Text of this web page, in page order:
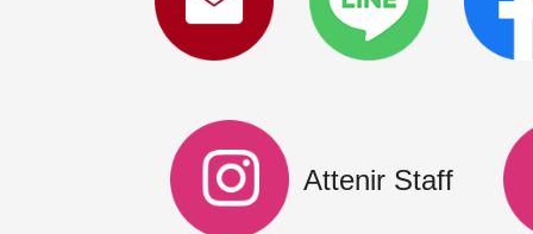
Attenir Staff